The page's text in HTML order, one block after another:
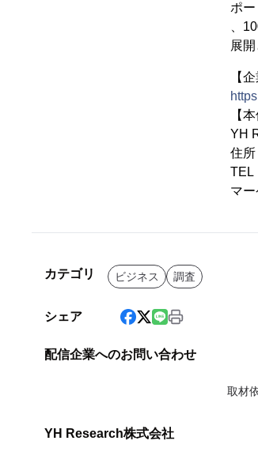
ポ
、
展
【
【
YH
住
TEL
マー
カテゴリ ビジネス 調査
シェア
配信企業へのお問い合わせ
取材
YH Research株式会社